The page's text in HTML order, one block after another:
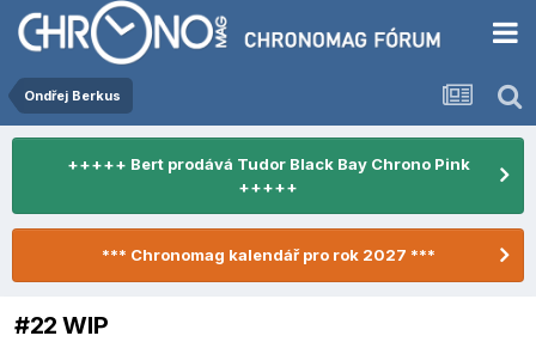
Ondřej Berkus
+++++ Bert prodává Tudor Black Bay Chrono Pink
+++++
*** Chronomag kalendář pro rok 2027 ***
#22 WIP